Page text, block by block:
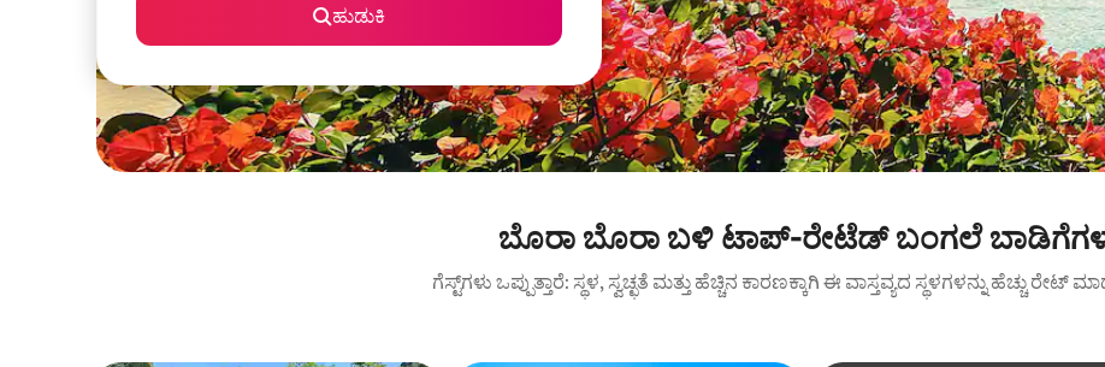
ಹುಡುಕಿ
ಬೊರಾ ಬೊರಾ ಬಳಿ ಟಾಪ್-ರೇಟೆಡ್ ಬಂಗಲೆ
ಗೆಸ್ಟ್‌ಗಳು ಒಪ್ಪುತ್ತಾರೆ: ಸ್ಥಳ, ಸ್ವಚ್ಛತೆ ಮತ್ತು ಹೆಚ್ಚಿನ ಕಾರಣಕ್ಕಾಗಿ ಈ ವಾಸ್ತವ್ಯದ ಸ್ಥಳಗಳನ್ನು ಹೆಚ್ಚು ರೇಟ್